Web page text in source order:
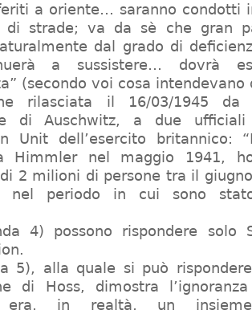
a oriente… saranno condotti
di strade; va da sè che gran
dal grado di
a sussistere… dovrà
(secondo voi cosa intendevano
rilasciata il 16/03/1945
di Auschwitz, a due
Unit dell’esercito britannico:
Himmler nel maggio 1941,
di 2 milioni di persone tra il
nel periodo in cui sono
4) possono rispondere solo
5), alla quale si può
di Hoss, dimostra
era, in realtà, un